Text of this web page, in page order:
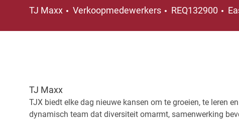
TJ Maxx Categorie
Verkoopmedewerkers REQ132900
TJ Maxx
TJX biedt elke dag nieuwe kansen om te groeien, te leren
dynamisch team dat diversiteit omarmt, samenwerking